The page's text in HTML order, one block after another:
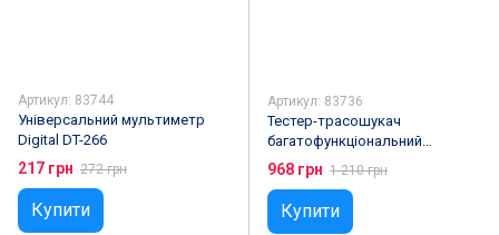
Артикул: 83744
Універсальний мультиметр
Digital DT-266
217 грн 272 грн
Купити
Артикул: 83736
Тестер-трасошукач
багатофункціональний
кабельний тестер Digital Wire
Tracker GM60
968 грн 1 210 грн
Купити